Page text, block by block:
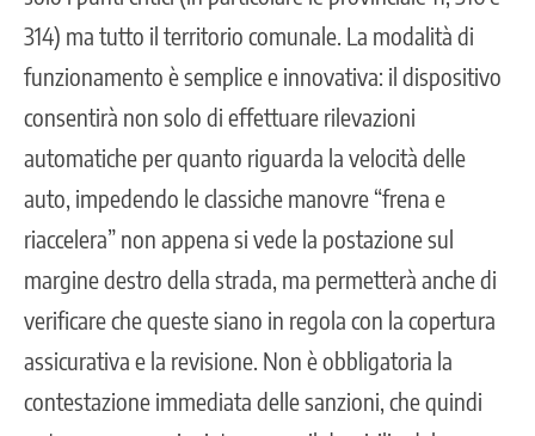
314) ma tutto il territorio comunale. La modalità di
funzionamento è semplice e innovativa: il dispositivo
consentirà non solo di effettuare rilevazioni
automatiche per quanto riguarda la velocità delle
auto, impedendo le classiche manovre “frena e
riaccelera” non appena si vede la postazione sul
margine destro della strada, ma permetterà anche di
verificare che queste siano in regola con la copertura
assicurativa e la revisione. Non è obbligatoria la
contestazione immediata delle sanzioni, che quindi